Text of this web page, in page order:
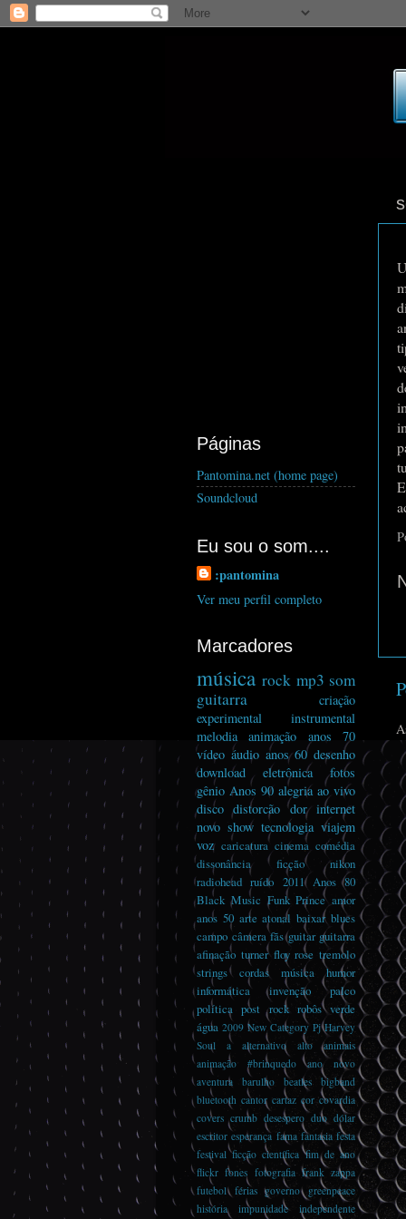
Páginas
Pantomina.net (home page)
Soundcloud
Eu sou o som....
:pantomina
Ver meu perfil completo
Marcadores
música rock mp3 som
guitarra
criação
experimental
instrumental
melodia
animação
anos 70
vídeo áudio anos 60 desenho
download
eletrônica
fotos
gênio Anos 90 alegria ao vivo
disco distorcão dor internet
novo show tecnologia viajem
voz caricatura cinema comédia
dissonância
ficção
nikon
radiohead ruído 2011 Anos 80
Black Music Funk Prince amor
anos 50 arte atonal baixar blues
campo câmera fãs guitar guitarra
afinação turner floy rose tremolo
strings cordas música
humor
informática
invenção
palco
política post rock robôs verde
água 2009 New Category Pj Harvey
Soul
a alternativo alto
animais
animação #brinquedo
ano novo
aventura
barulho beatles
bigband
bluetooth cantor cartaz cor covardia
covers crumb desespero duo dólar
escritor esperança fama fantasia festa
festival ficção científica fim de ano
flickr fones fotografia frank zappa
futebol
férias governo
greenpeace
história
impunidade
independente